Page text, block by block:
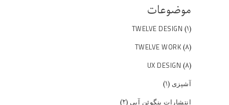
موضوعات
TWELVE DESIGN (۱)
TWELVE WORK (۸)
UX DESIGN (۸)
آشپزی (۱)
انتشارات پنگوئن آبی (۲)